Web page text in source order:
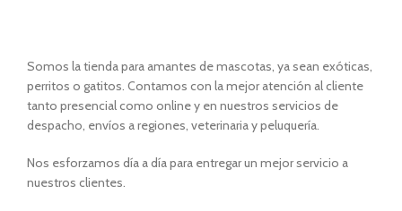
Somos la tienda para amantes de mascotas, ya sean exóticas,
perritos o gatitos. Contamos con la mejor atención al cliente
tanto presencial como online y en nuestros servicios de
despacho, envíos a regiones, veterinaria y peluquería.
Nos esforzamos día a día para entregar un mejor servicio a
nuestros clientes.